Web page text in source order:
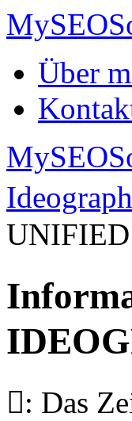
Über
𩦀: Das